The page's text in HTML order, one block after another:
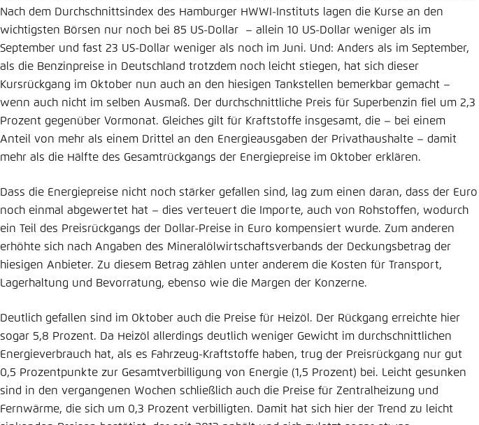
Nach dem Durchschnittsindex des Hamburger HWWI-Instituts lagen die Kurse an den
wichtigsten Börsen nur noch bei 85 US-Dollar – allein 10 US-Dollar weniger als im
September und fast 23 US-Dollar weniger als noch im Juni. Und: Anders als im September,
als die Benzinpreise in Deutschland trotzdem noch leicht stiegen, hat sich dieser
Kursrückgang im Oktober nun auch an den hiesigen Tankstellen bemerkbar gemacht –
wenn auch nicht im selben Ausmaß. Der durchschnittliche Preis für Superbenzin fiel um 2,3
Prozent gegenüber Vormonat. Gleiches gilt für Kraftstoffe insgesamt, die – bei einem
Anteil von mehr als einem Drittel an den Energieausgaben der Privathaushalte – damit
mehr als die Hälfte des Gesamtrückgangs der Energiepreise im Oktober erklären.
Dass die Energiepreise nicht noch stärker gefallen sind, lag zum einen daran, dass der Euro
noch einmal abgewertet hat – dies verteuert die Importe, auch von Rohstoffen, wodurch
ein Teil des Preisrückgangs der Dollar-Preise in Euro kompensiert wurde. Zum anderen
erhöhte sich nach Angaben des Mineralölwirtschaftsverbands der Deckungsbetrag der
hiesigen Anbieter. Zu diesem Betrag zählen unter anderem die Kosten für Transport,
Lagerhaltung und Bevorratung, ebenso wie die Margen der Konzerne.
Deutlich gefallen sind im Oktober auch die Preise für Heizöl. Der Rückgang erreichte hier
sogar 5,8 Prozent. Da Heizöl allerdings deutlich weniger Gewicht im durchschnittlichen
Energieverbrauch hat, als es Fahrzeug-Kraftstoffe haben, trug der Preisrückgang nur gut
0,5 Prozentpunkte zur Gesamtverbilligung von Energie (1,5 Prozent) bei. Leicht gesunken
sind in den vergangenen Wochen schließlich auch die Preise für Zentralheizung und
Fernwärme, die sich um 0,3 Prozent verbilligten. Damit hat sich hier der Trend zu leicht